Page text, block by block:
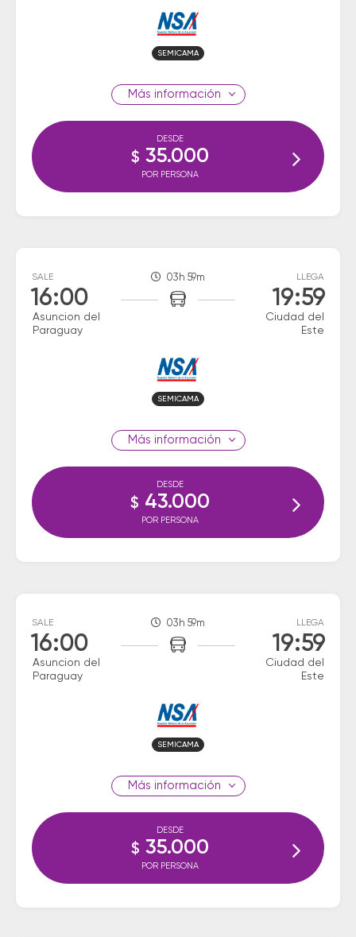
SEMICAMA
información
DESDE
$ 35.000
POR PERSONA
SALE
16:00
Asuncion del
Paraguay
03h 59m LLEGA
19:59
Ciudad del
Este
SEMICAMA
información
DESDE
$ 43.000
POR PERSONA
SALE
16:00
Asuncion del
Paraguay
03h 59m LLEGA
19:59
Ciudad del
Este
SEMICAMA
información
DESDE
$ 35.000
POR PERSONA